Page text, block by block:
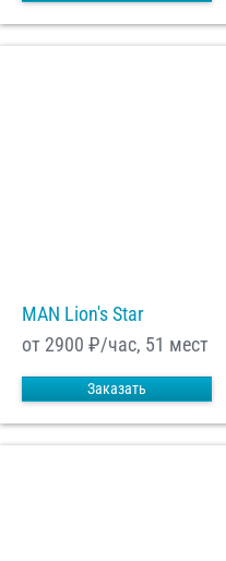
MAN Lion's Star
от 2900 ₽/час, 51 мест
Заказать